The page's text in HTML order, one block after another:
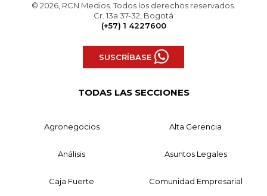
© 2026, RCN Medios. Todos los derechos reservados.
Cr. 13a 37-32, Bogotá
(+57) 1 4227600
SUSCRÍBASE
TODAS LAS SECCIONES
Agronegocios Alta Gerencia
Análisis Asuntos Legales
Caja Fuerte Comunidad Empresarial